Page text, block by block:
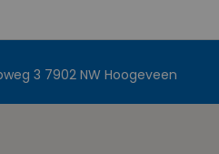
3 7902 NW Hoogeveen